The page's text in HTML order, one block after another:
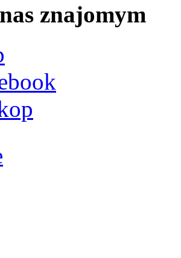
znajomym